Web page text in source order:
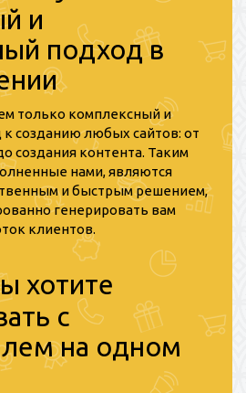
и
подход в
только комплексный и
созданию любых сайтов: от
создания контента. Таким
нами, являются
и быстрым решением,
генерировать вам
клиентов.
хотите
с
на одном